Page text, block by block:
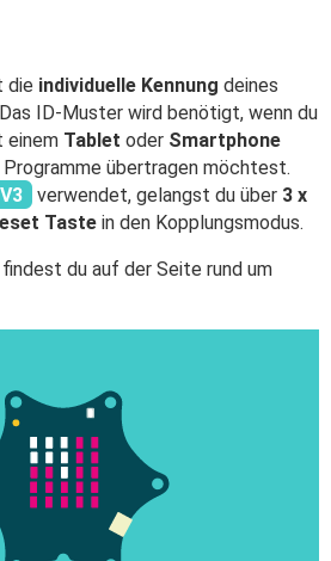
die individuelle Kennung deines
ID-Muster wird benötigt, wenn du
einem Tablet oder Smartphone
übertragen möchtest.
V3 verwendet, gelangst du über 3 x
Taste in den Kopplungsmodus.
du auf der Seite rund um